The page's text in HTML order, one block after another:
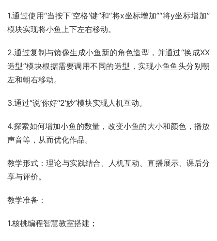
1.通过使用“当按下‘空格’键”和“将x坐标增加”“将y坐标增加”
模块实现将小鱼上下左右移动。
2.通过复制与镜像生成小鱼新的角色造型，并通过“换成XX
造型”模块根据需要调用不同的造型，实现小鱼鱼头分别朝
左和朝右移动。
3.通过“说‘你好’‘2’妙”模块实现人机互动。
4.探索如何增加小鱼的数量，改变小鱼的大小和颜色，播放
声音等，从而优化作品。
教学形式：理论与实践结合、人机互动、直播展示、课后分
享与评价。
教学准备：
1.核桃编程智慧教室搭建；